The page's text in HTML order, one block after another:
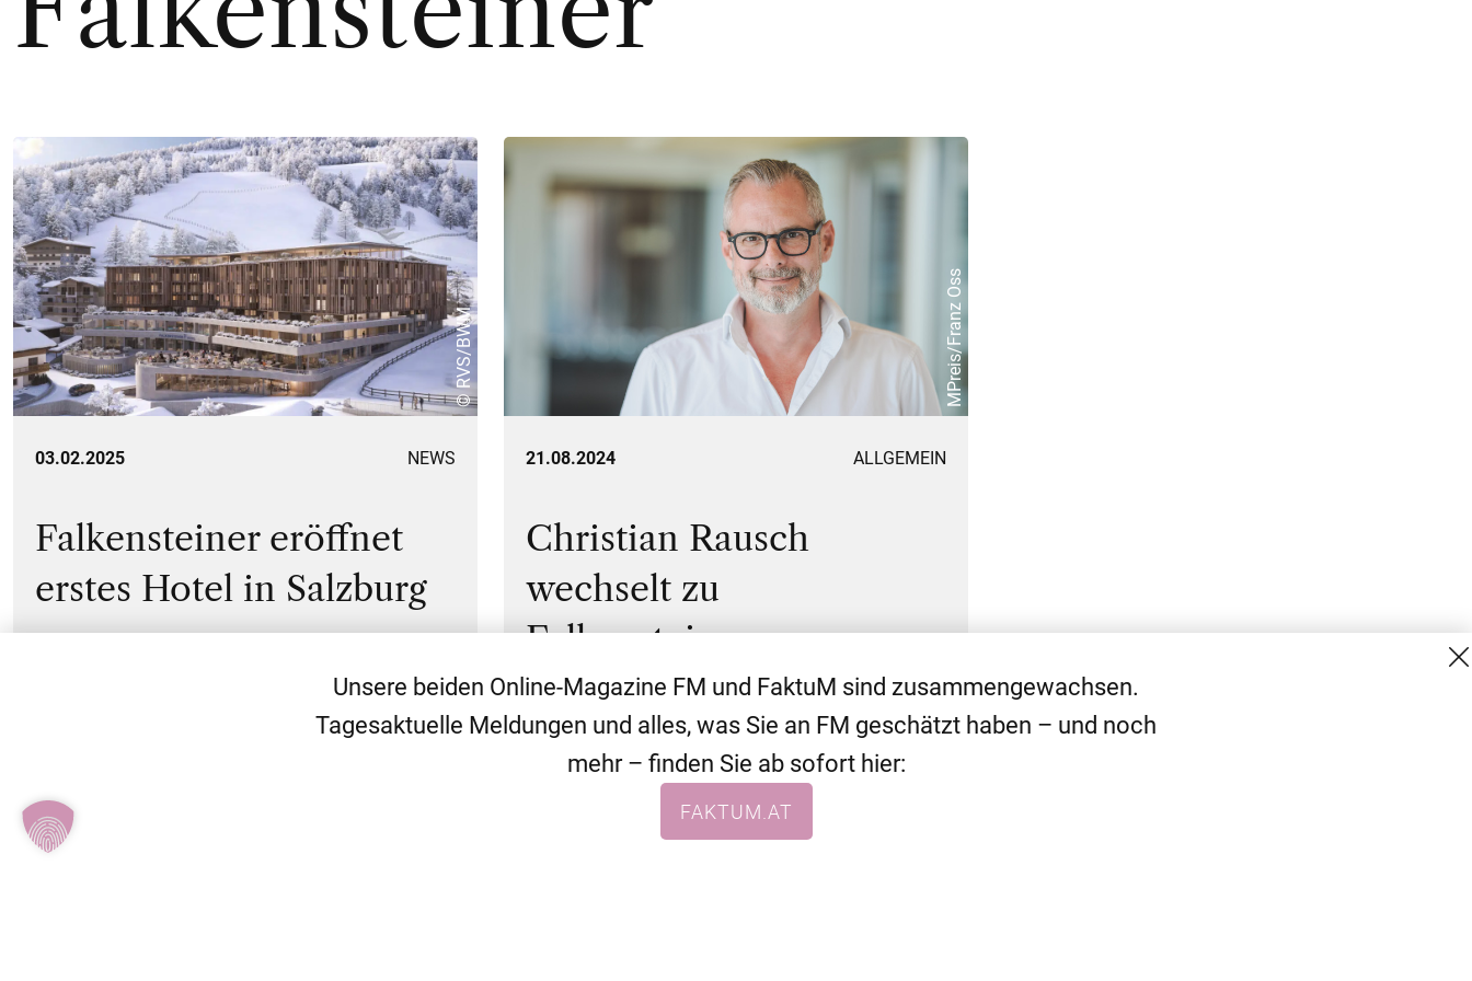
© RVS/BWM
03.02.2025 NEWS
Falkensteiner eröffnet
erstes Hotel in Salzburg
MPreis/Franz Oss
21.08.2024 ALLGEMEIN
Christian Rausch
wechselt zu
Falkensteiner
WEITERE THEMEN ALLGEMEIN
Unsere beiden Online-Magazine FM und FaktuM sind zusammengewachsen.
Tagesaktuelle Meldungen und alles, was Sie an FM geschätzt haben – und noch
mehr – finden Sie ab sofort hier:
FAKTUM.AT